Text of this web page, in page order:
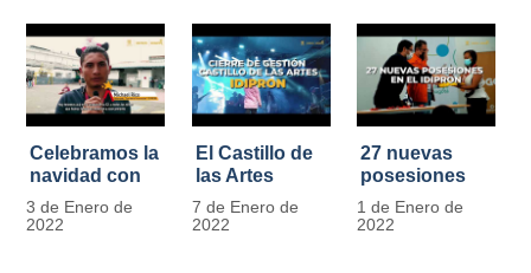
Celebramos la
navidad con
los Niños y
Niñas de los
3 de Enero de
2022
El Castillo de
las Artes
celebra su
primer año
7 de Enero de
2022
27 nuevas
posesiones
en el IDIPRON
1 de Enero de
2022